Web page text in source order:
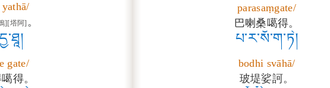
] [塔阿] 。
gate/
得。
parasaṃgate/
巴喇桑噶得。
པ་ར་སྃ་ག་ཏེ།
bodhi svāhā/
玻堤娑訶。